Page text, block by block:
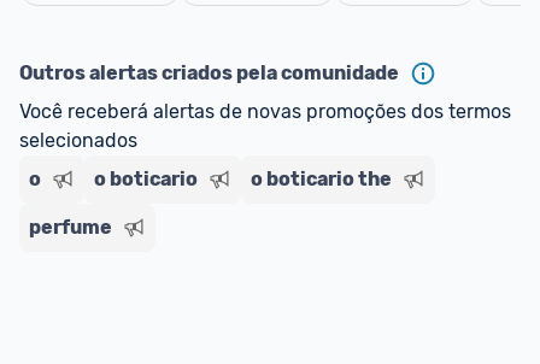
E lembre-se: você sempre pode contar ajuda da
comunidade para tirar dúvidas ou acionar os
nossos Admins marcando
comentário ou através do Fale com o Promobit.
Outros alertas criados pela comunidade
Você receberá alertas de novas promoções dos termos
selecionados
o
o boticario o boticario the
perfume